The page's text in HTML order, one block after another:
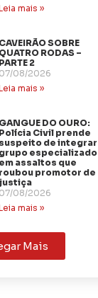
mais »
CAVEIRÃO SOBRE
QUATRO RODAS –
PARTE 2
07/08/2026
mais »
GANGUE DO OURO:
Polícia Civil prende
suspeito de integrar
grupo especializado
em assaltos que
roubou promotor de
justiça
07/08/2026
mais »
Mais